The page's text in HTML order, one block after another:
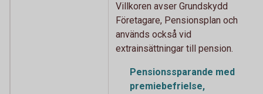
Villkoren avser Grundskydd
Företagare, Pensionsplan och
används också vid
extrainsättningar till pension.
Pensionssparande med
premiebefrielse,